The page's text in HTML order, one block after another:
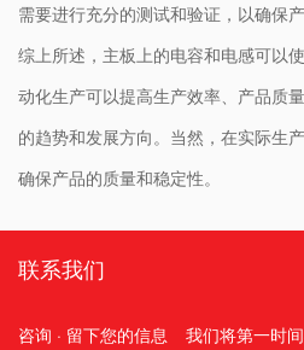
需要进行充分的测试和验证，以确保
综上所述，主板上的电容和电感可以
动化生产可以提高生产效率、产品质
的趋势和发展方向。当然，在实际生
确保产品的质量和稳定性。
联系我们
咨询 · 留下您的信息 我们将第一时